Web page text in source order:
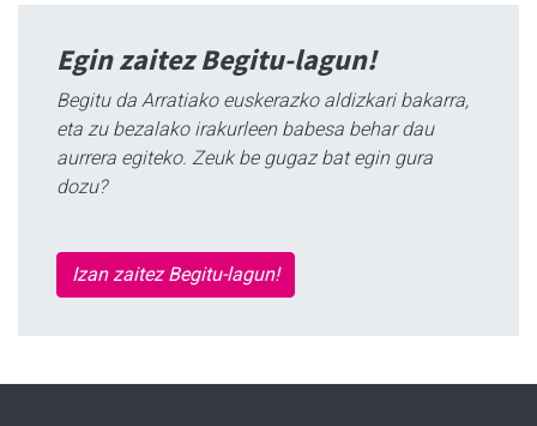
Egin zaitez Begitu-lagun!
Begitu da Arratiako euskerazko aldizkari bakarra,
eta zu bezalako irakurleen babesa behar dau
aurrera egiteko. Zeuk be gugaz bat egin gura
dozu?
Izan zaitez Begitu-lagun!